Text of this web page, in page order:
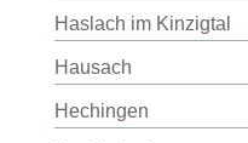
Haslach im Kinzigtal
Hausach
Hechingen